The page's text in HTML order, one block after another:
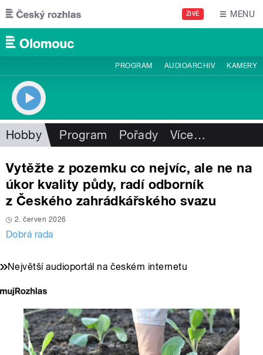
Přejít k hlavnímu obsahu
ŽIVĚ MENU
PROGRAM AUDIOARCHIV KAMERY
Hobby Program Pořady Více…
Vytěžte z pozemku co nejvíc, ale ne na
úkor kvality půdy, radí odborník
z Českého zahrádkářského svazu
2. červen 2026
Dobrá rada
Největší audioportál na českém internetu